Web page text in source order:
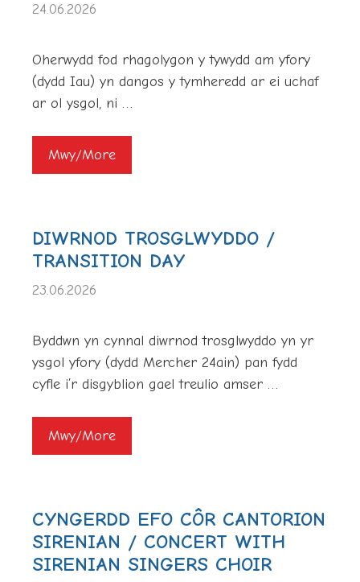
24.06.2026
Oherwydd fod rhagolygon y tywydd am yfory
(dydd Iau) yn dangos y tymheredd ar ei uchaf
ar ol ysgol, ni …
Mwy/More
DIWRNOD TROSGLWYDDO /
TRANSITION DAY
23.06.2026
Byddwn yn cynnal diwrnod trosglwyddo yn yr
ysgol yfory (dydd Mercher 24ain) pan fydd
cyfle i’r disgyblion gael treulio amser …
Mwy/More
CYNGERDD EFO CÔR CANTORION
SIRENIAN / CONCERT WITH
SIRENIAN SINGERS CHOIR